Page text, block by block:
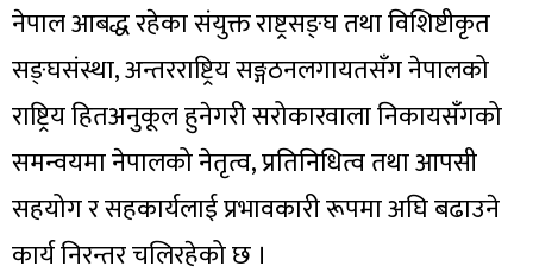
नेपाल आबद्ध रहेका संयुक्त राष्ट्रसङ्घ तथा विशिष्टीकृत
सङ्घसंस्था, अन्तरराष्ट्रिय सङ्गठनलगायतसँग नेपालको
राष्ट्रिय हितअनुकूल हुनेगरी सरोकारवाला निकायसँगको
समन्वयमा नेपालको नेतृत्व, प्रतिनिधित्व तथा आपसी
सहयोग र सहकार्यलाई प्रभावकारी रूपमा अघि बढाउने
कार्य निरन्तर चलिरहेको छ ।